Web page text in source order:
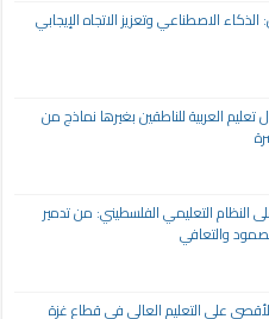
الاصطناعي وتعزيز الاتجاه الإيجابي
العربية للناطقين بغيرها نماذج من
وتأثيره على النظام التعليمي الفلسطيني: من تدمير
والتعافي
على التعليم العالي في قطاع غزة